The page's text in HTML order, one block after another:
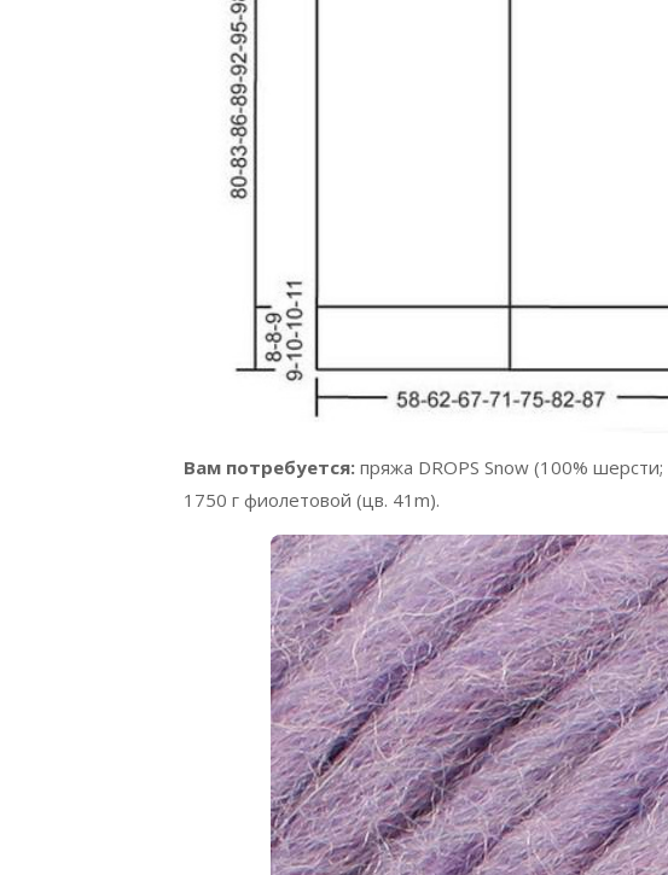
Вам потребуется: пряжа DROPS Snow (100%
1750 г фиолетовой (цв. 41m).